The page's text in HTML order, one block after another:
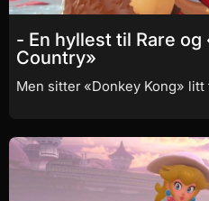
- En hyllest til Rare og
Country»
Men sitter «Donkey Kong» litt